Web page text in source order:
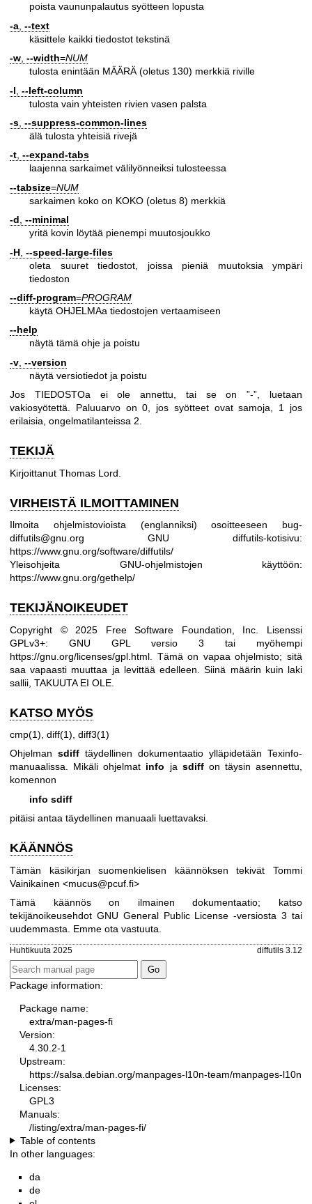
poista vaununpalautus syötteen lopusta
-a --text
käsittele kaikki tiedostot tekstinä
-w --width=NUM
tulosta enintään MÄÄRÄ (oletus 130) merkkiä riville
-l --left-column
tulosta vain yhteisten rivien vasen palsta
-s --suppress-common-lines
älä tulosta yhteisiä rivejä
-t, --expand-tabs
laajenna sarkaimet välilyönneiksi tulosteessa
--tabsize=NUM
sarkaimen koko on KOKO (oletus 8) merkkiä
-d --minimal
yritä kovin löytää pienempi muutosjoukko
-H --speed-large-files
oleta suuret tiedostot, joissa pieniä muutoksia ympäri
tiedoston
--diff-program=PROGRAM
käytä OHJELMAa tiedostojen vertaamiseen
--help
näytä tämä ohje ja poistu
-v --version
näytä versiotiedot ja poistu
Jos TIEDOSTOa ei ole annettu, tai se on ”-”, luetaan
vakiosyötettä. Paluuarvo on 0, jos syötteet ovat samoja, 1 jos
erilaisia, ongelmatilanteissa 2.
TEKIJÄ
Kirjoittanut Thomas Lord.
VIRHEISTÄ ILMOITTAMINEN
Ilmoita ohjelmistovioista (englanniksi) osoitteeseen bug-
diffutils@gnu.org GNU diffutils-kotisivu:
https://www.gnu.org/software/diffutils/
Yleisohjeita GNU-ohjelmistojen käyttöön:
https://www.gnu.org/gethelp/
TEKIJÄNOIKEUDET
Copyright © 2025 Free Software Foundation, Inc. Lisenssi
GPLv3+: GNU GPL versio 3 tai myöhempi
https://gnu.org/licenses/gpl.html
Tämä on vapaa ohjelmisto; sitä
saa vapaasti muuttaa ja levittää edelleen. Siinä määrin kuin laki
sallii, TAKUUTA EI OLE.
KATSO MYÖS
cmp(1) diff(1) diff3(1)
Ohjelman sdiff täydellinen dokumentaatio ylläpidetään Texinfo-
manuaalissa. Mikäli ohjelmat info ja sdiffon täysin asennettu,
komennon
info sdiff
pitäisi antaa täydellinen manuaali luettavaksi.
KÄÄNNÖS
Tämän käsikirjan suomenkielisen käännöksen tekivät Tommi
Vainikainen <mucus@pcuf.fi>
Tämä käännös on ilmainen dokumentaatio; katso
tekijänoikeusehdot GNU General Public License -versiosta 3 tai
uudemmasta. Emme ota vastuuta.
Huhtikuuta 2025 diffutils 3.12
Package information:
Package name:
extra/man-pages-fi
Version:
4.30.2-1
Upstream:
https://salsa.debian.org/manpages-l10n-team/manpages-l10n
Licenses:
GPL3
Manuals:
/listing/extra/man-pages-fi/
Table of contents
In other languages:
da
de